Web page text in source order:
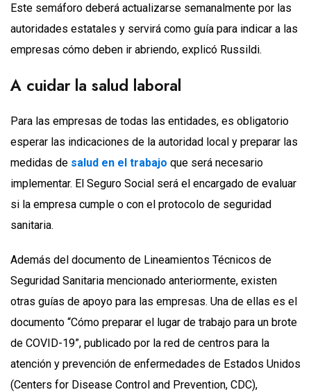
Este semáforo deberá actualizarse semanalmente por las
autoridades estatales y servirá como guía para indicar a las
empresas cómo deben ir abriendo, explicó Russildi.
A cuidar la salud laboral
Para las empresas de todas las entidades, es obligatorio
esperar las indicaciones de la autoridad local y preparar las
medidas de salud en el trabajo que será necesario
implementar. El Seguro Social será el encargado de evaluar
si la empresa cumple o con el protocolo de seguridad
sanitaria.
Además del documento de Lineamientos Técnicos de
Seguridad Sanitaria mencionado anteriormente, existen
otras guías de apoyo para las empresas. Una de ellas es el
documento “Cómo preparar el lugar de trabajo para un brote
de COVID-19”, publicado por la red de centros para la
atención y prevención de enfermedades de Estados Unidos
(Centers for Disease Control and Prevention, CDC),